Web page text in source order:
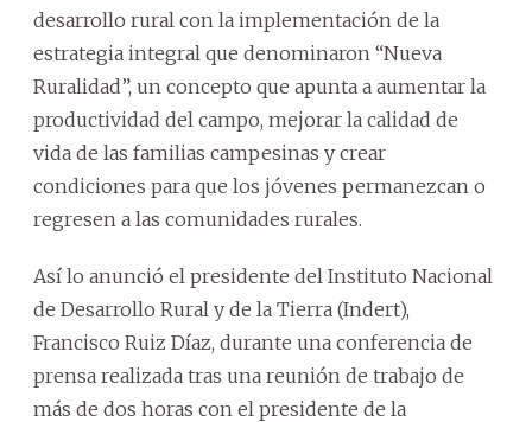
desarrollo rural con la implementación de la
estrategia integral que denominaron “Nueva
Ruralidad”, un concepto que apunta a aumentar la
productividad del campo, mejorar la calidad de
vida de las familias campesinas y crear
condiciones para que los jóvenes permanezcan o
regresen a las comunidades rurales.
Así lo anunció el presidente del Instituto Nacional
de Desarrollo Rural y de la Tierra (Indert),
Francisco Ruiz Díaz, durante una conferencia de
prensa realizada tras una reunión de trabajo de
más de dos horas con el presidente de la